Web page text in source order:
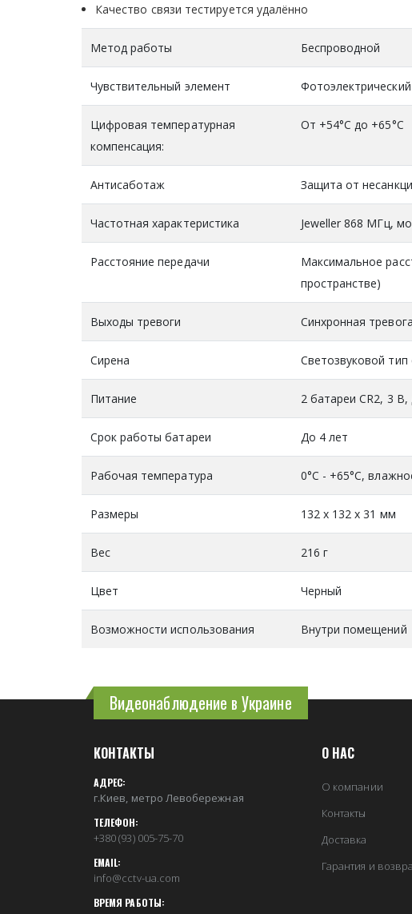
Качество связи тестируется удалённо
Метод работы Беспроводной
Чувствительный элемент
Цифровая температурная
компенсация:
От +54°С до +65°С
Антисаботаж Защита от
Частотная характеристика Jeweller 868 МГц,
Расстояние передачи
Максимальное
пространстве)
Выходы тревоги Синхронная
Сирена Светозвуковой
Питание 2 батареи CR2, 3
Срок работы батареи До 4 лет
Рабочая температура 0°С - +65°С,
Размеры 132 х 132 х 31 мм
Вес 216 г
Цвет Черный
Возможности использования Внутри помещений
Видеонаблюдение в Украине
КОНТАКТЫ
АДРЕС:
г.Киев, метро Левобережная
ТЕЛЕФОН:
+380 (93) 005-75-70
EMAIL:
info@cctv-ua.com
ВРЕМЯ РАБОТЫ:
О НАС
О компании
Контакты
Доставка
Гарантия и